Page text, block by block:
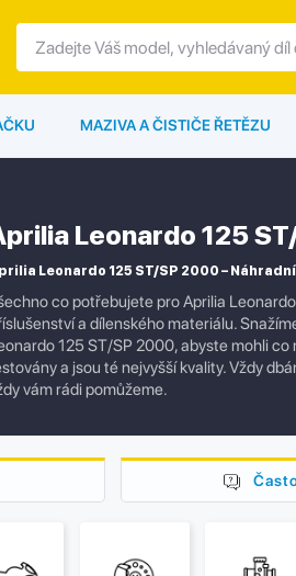
MAZIVA A ČISTIČE ŘETĚZU
Leonardo 125
Leonardo 125 ST/SP 2000 –
co potřebujete pro Aprilia
a dílenského materiálu.
125 ST/SP 2000, abyste mohli
a jsou té nejvyšší kvality. Vždy
vám rádi pomůžeme.